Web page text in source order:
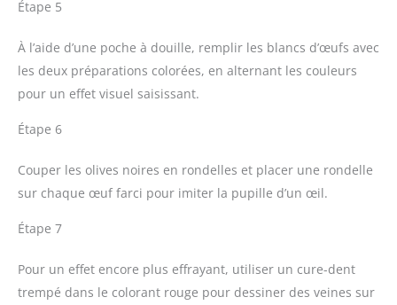
Étape 5
À l’aide d’une poche à douille, remplir les blancs d’œufs avec
les deux préparations colorées, en alternant les couleurs
pour un effet visuel saisissant.
Étape 6
Couper les olives noires en rondelles et placer une rondelle
sur chaque œuf farci pour imiter la pupille d’un œil.
Étape 7
Pour un effet encore plus effrayant, utiliser un cure-dent
trempé dans le colorant rouge pour dessiner des veines sur